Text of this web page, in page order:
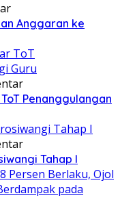
Anggaran ke
Penanggulangan
Tahap I